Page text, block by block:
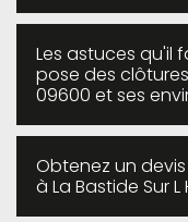
Les astuces qu'il
pose des clôtures
09600 et ses
Obtenez un
à La Bastide Sur L